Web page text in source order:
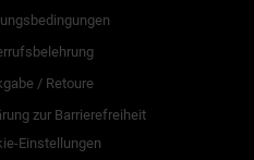
/ Retoure
zur Barrierefreiheit
Einstellungen